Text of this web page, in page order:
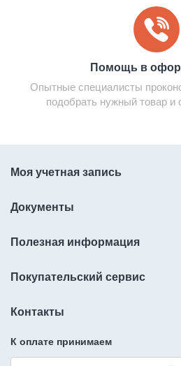
Помощь в
Опытные специалисты
подобрать нужный товар и
Моя учетная запись
Документы
Полезная информация
Покупательский сервис
Контакты
К оплате принимаем